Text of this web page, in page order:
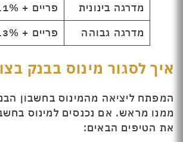
מדרגה בינונית
פריים + 11%-8%
מדרגה גבוהה
פריים + 13%-11%
איך לסגור מינוס בבנק
המפתח ליציאה מהמינוס בחשבון
ממנו מראש. אם נכנסים למינוס
את הטיפים הבאים: